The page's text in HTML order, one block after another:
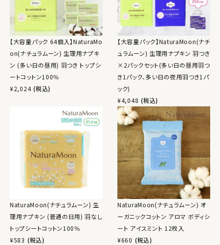
【大容量パック 64個入】NaturaMo
on(ナチュラムーン) 生理用ナプキ
ン (多い日の昼用) 羽つき トップシ
ートコットン100％
¥2,024 (税込)
【大容量パック】NaturaMoon(ナチ
ュラムーン) 生理用ナプキン 羽つき
×2パックセット(多い日の昼用羽つ
き1パック、多い日の夜用羽つき1パ
ック)
¥4,048 (税込)
NaturaMoon(ナチュラムーン) 生
理用ナプキン (普通の日用) 羽なし
トップシートコットン100％
¥583 (税込)
NaturaMoon(ナチュラムーン) オ
ーガニックコットン アロマ ボディシ
ート アイスミント 12枚入
¥660 (税込)